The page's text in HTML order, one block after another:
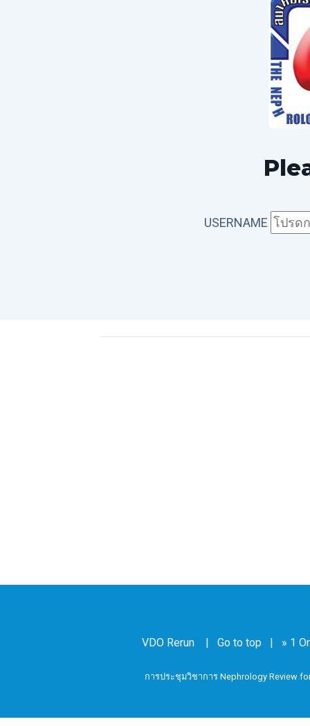
USERNAME
VDO Rerun Go to top » 1
การประชุมวิชาการ Nephrology Review